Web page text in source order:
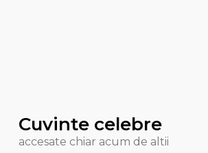
Cuvinte celebre
accesate chiar acum de altii